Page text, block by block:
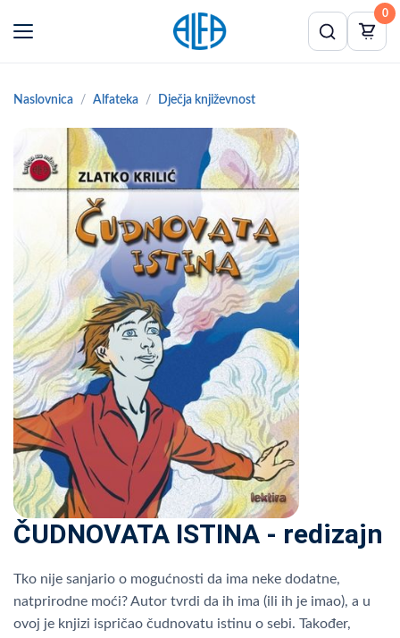
0
Naslovnica Alfateka Dječja književnost
ČUDNOVATA ISTINA - redizajn
Tko nije sanjario o mogućnosti da ima neke dodatne,
natprirodne moći? Autor tvrdi da ih ima (ili ih je imao), a u
ovoj je knjizi ispričao čudnovatu istinu o sebi. Također,